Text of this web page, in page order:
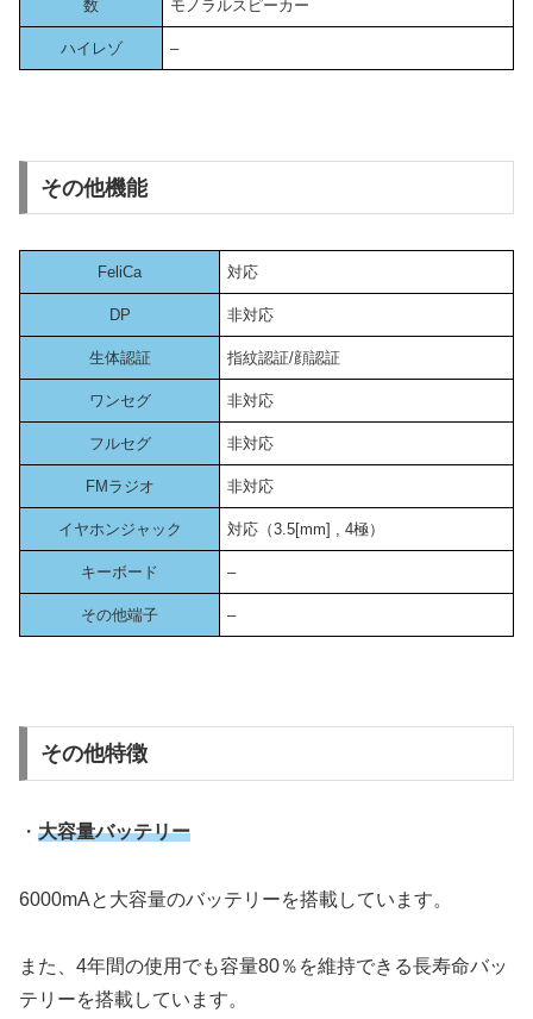
数 モノラルスピーカー
ハイレゾ –
その他機能
FeliCa 対応
DP 非対応
生体認証 指紋認証/顔認証
ワンセグ 非対応
フルセグ 非対応
FMラジオ 非対応
イヤホンジャック 対応（3.5[mm] , 4極）
キーボード –
その他端子 –
その他特徴
・ 大容量バッテリー
6000mAと大容量のバッテリーを搭載しています。
また、4年間の使用でも容量80％を維持できる長寿命バッ
テリーを搭載しています。